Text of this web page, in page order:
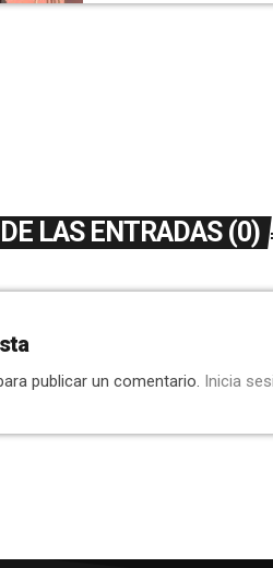
LAS ENTRADAS (0)
publicar un comentario. Inicia